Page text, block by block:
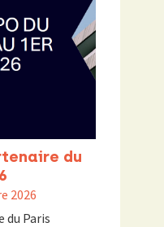
du
2026
du Paris